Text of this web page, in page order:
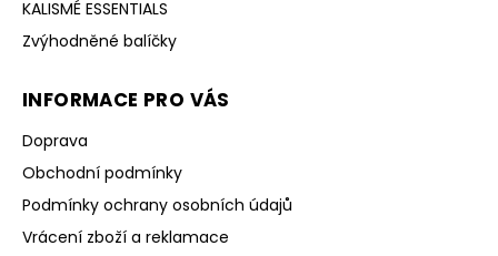
KALISMÉ ESSENTIALS
Zvýhodněné balíčky
INFORMACE PRO VÁS
Doprava
Obchodní podmínky
Podmínky ochrany osobních údajů
Vrácení zboží a reklamace